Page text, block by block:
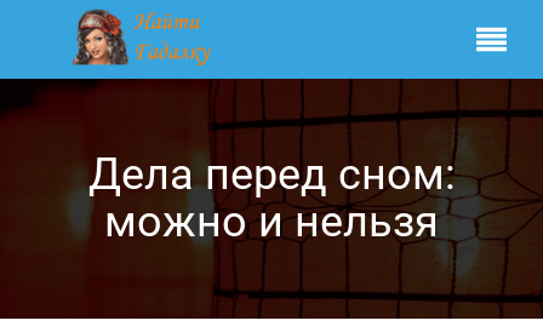
Дела перед сном:
можно и нельзя